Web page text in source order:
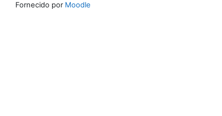
Fornecido por Moodle